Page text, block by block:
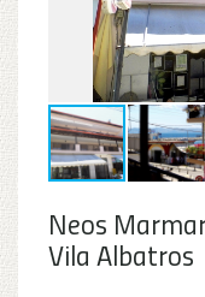
Neos
Vila Albatros